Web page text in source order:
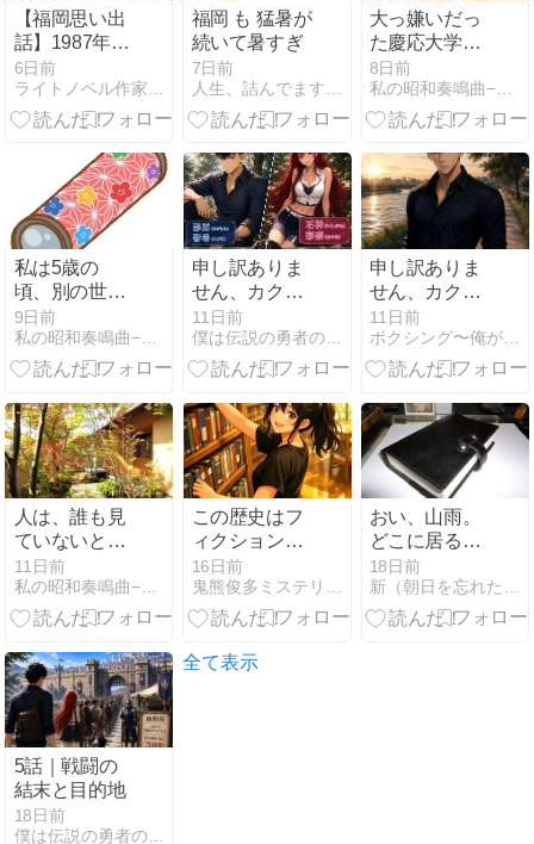
【福岡思い出
話】1987年7
月13日（一
部、1985年）
の博多祇園山
り、と2026年
現在の写真
6日前
福岡 も 猛暑が
続いて暑すぎ
7日前
大っ嫌いだっ
た慶応大学の
家庭教師と星
の王子様
8日前
私の昭和奏鳴曲−Sonata （あんじぇりか文庫）
私は5歳の
頃、別の世界
の入口を探し
ていた
9日前
私の昭和奏鳴曲−Sonata （あんじぇりか文庫）
申し訳ありま
せん、カクヨ
ムに投稿する
予定でし
て・・・！！
11日前
僕は伝説の勇者の御一行
申し訳ありま
せん、カクヨ
ムに投稿する
予定でし
て・・・！！
11日前
ボクシング〜俺が最高の世界チャンピオンになる〜
人は、誰も見
ていないと思
った瞬間に、
本当の姿が出
る
11日前
私の昭和奏鳴曲−Sonata （あんじぇりか文庫）
この歴史はフ
ィクションで
す。講評！
16日前
おい、山雨。
どこに居るん
だ。
18日前
5話｜戦闘の
結末と目的地
18日前
僕は伝説の勇者の御一行
全て表示